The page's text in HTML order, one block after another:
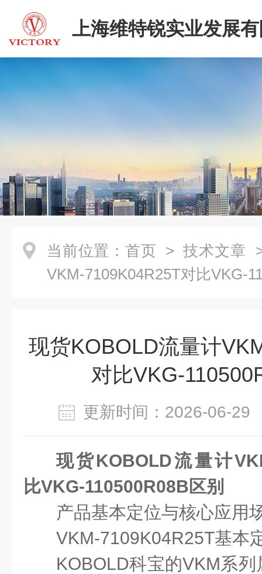
上海维特锐实业发展
当前位置： 首页 > 技术文章
VKM-7109K04R25T对比VKG-
现货KOBOLD流量计
对比VKG-
更新时间：2026-06-
现货KOBOLD流量计
比VKG-110500R08B区别
产品基本定位与核心应用
VKM-7109K04R25T基本
KOBOLD科宝的VKM系列